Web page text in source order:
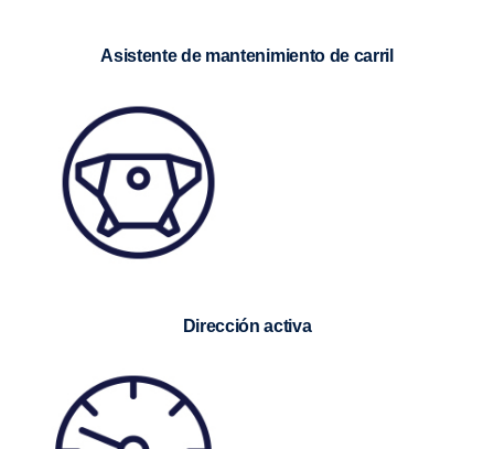
Asistente de mantenimiento de carril
Dirección activa